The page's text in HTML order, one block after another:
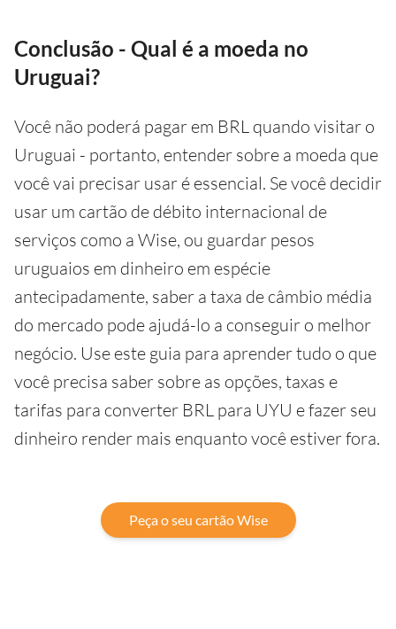
Conclusão - Qual é a moeda no
Uruguai?
Você não poderá pagar em BRL quando visitar o
Uruguai - portanto, entender sobre a moeda que
você vai precisar usar é essencial. Se você decidir
usar um cartão de débito internacional de
serviços como a Wise, ou guardar pesos
uruguaios em dinheiro em espécie
antecipadamente, saber a taxa de câmbio média
do mercado pode ajudá-lo a conseguir o melhor
negócio. Use este guia para aprender tudo o que
você precisa saber sobre as opções, taxas e
tarifas para converter BRL para UYU e fazer seu
dinheiro render mais enquanto você estiver fora.
Peça o seu cartão Wise